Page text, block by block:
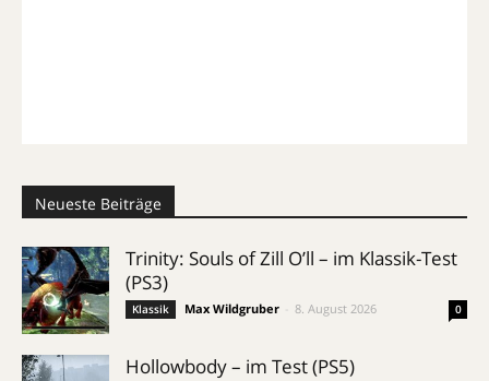
Neueste Beiträge
Trinity: Souls of Zill O’ll – im Klassik-Test
(PS3)
Klassik Max Wildgruber 8. August 2026 0
Hollowbody – im Test (PS5)